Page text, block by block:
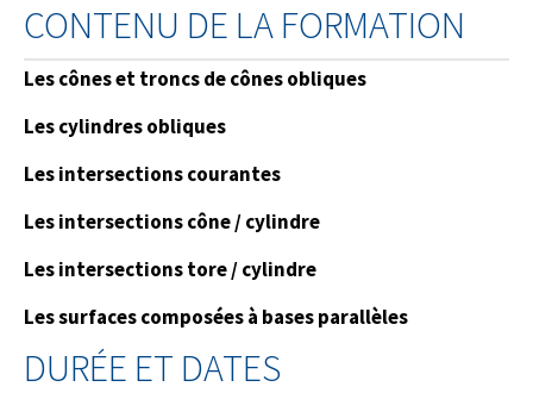
CONTENU DE LA FORMATION
Les cônes et troncs de cônes obliques
Les cylindres obliques
Les intersections courantes
Les intersections cône / cylindre
Les intersections tore / cylindre
Les surfaces composées à bases parallèles
DURÉE ET DATES